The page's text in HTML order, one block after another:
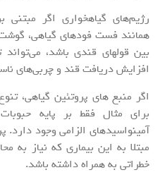
رژیم‌های گیاهخواری اگر
همانند فست فودهای گیاهی،
بین قولهای قندی باشد،
افزایش دریافت قند و چربی‌های
اگر منبع های پروتئین گیاهی،
برای مثال فقط بر پایه
آمینواسیدهای الزامی وجود دارد.
مبتلا به این بیماری که نیاز به
خطراتی به همراه داشته باشد.